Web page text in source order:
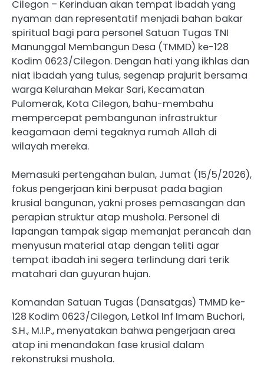
Cilegon – Kerinduan akan tempat ibadah yang
nyaman dan representatif menjadi bahan bakar
spiritual bagi para personel Satuan Tugas TNI
Manunggal Membangun Desa (TMMD) ke-128
Kodim 0623/Cilegon. Dengan hati yang ikhlas dan
niat ibadah yang tulus, segenap prajurit bersama
warga Kelurahan Mekar Sari, Kecamatan
Pulomerak, Kota Cilegon, bahu-membahu
mempercepat pembangunan infrastruktur
keagamaan demi tegaknya rumah Allah di
wilayah mereka.
Memasuki pertengahan bulan, Jumat (15/5/2026),
fokus pengerjaan kini berpusat pada bagian
krusial bangunan, yakni proses pemasangan dan
perapian struktur atap mushola. Personel di
lapangan tampak sigap memanjat perancah dan
menyusun material atap dengan teliti agar
tempat ibadah ini segera terlindung dari terik
matahari dan guyuran hujan.
Komandan Satuan Tugas (Dansatgas) TMMD ke-
128 Kodim 0623/Cilegon, Letkol Inf Imam Buchori,
S.H., M.I.P., menyatakan bahwa pengerjaan area
atap ini menandakan fase krusial dalam
rekonstruksi mushola.